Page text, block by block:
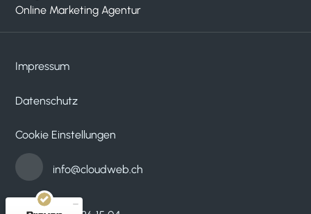
Online Marketing Agentur
Impressum
Datenschutz
Cookie Einstellungen
info@cloudweb.ch
Kundenbewertungen und Erfahrungen zu
ProvenExpert.com
SEHR GUT
4,95 / 5,00
53